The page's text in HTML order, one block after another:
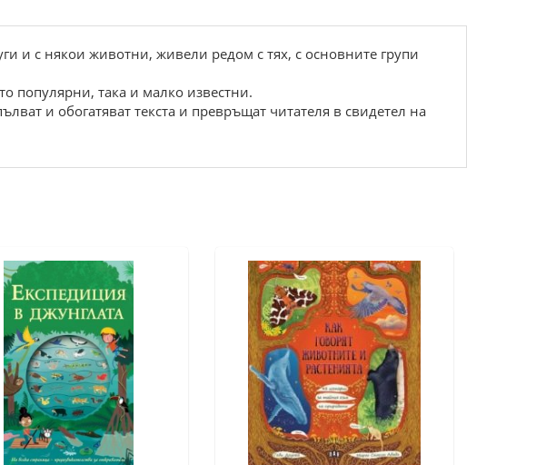
и с някои животни, живели редом с тях, с основните групи
популярни, така и малко известни.
и обогатяват текста и превръщат читателя в свидетел на